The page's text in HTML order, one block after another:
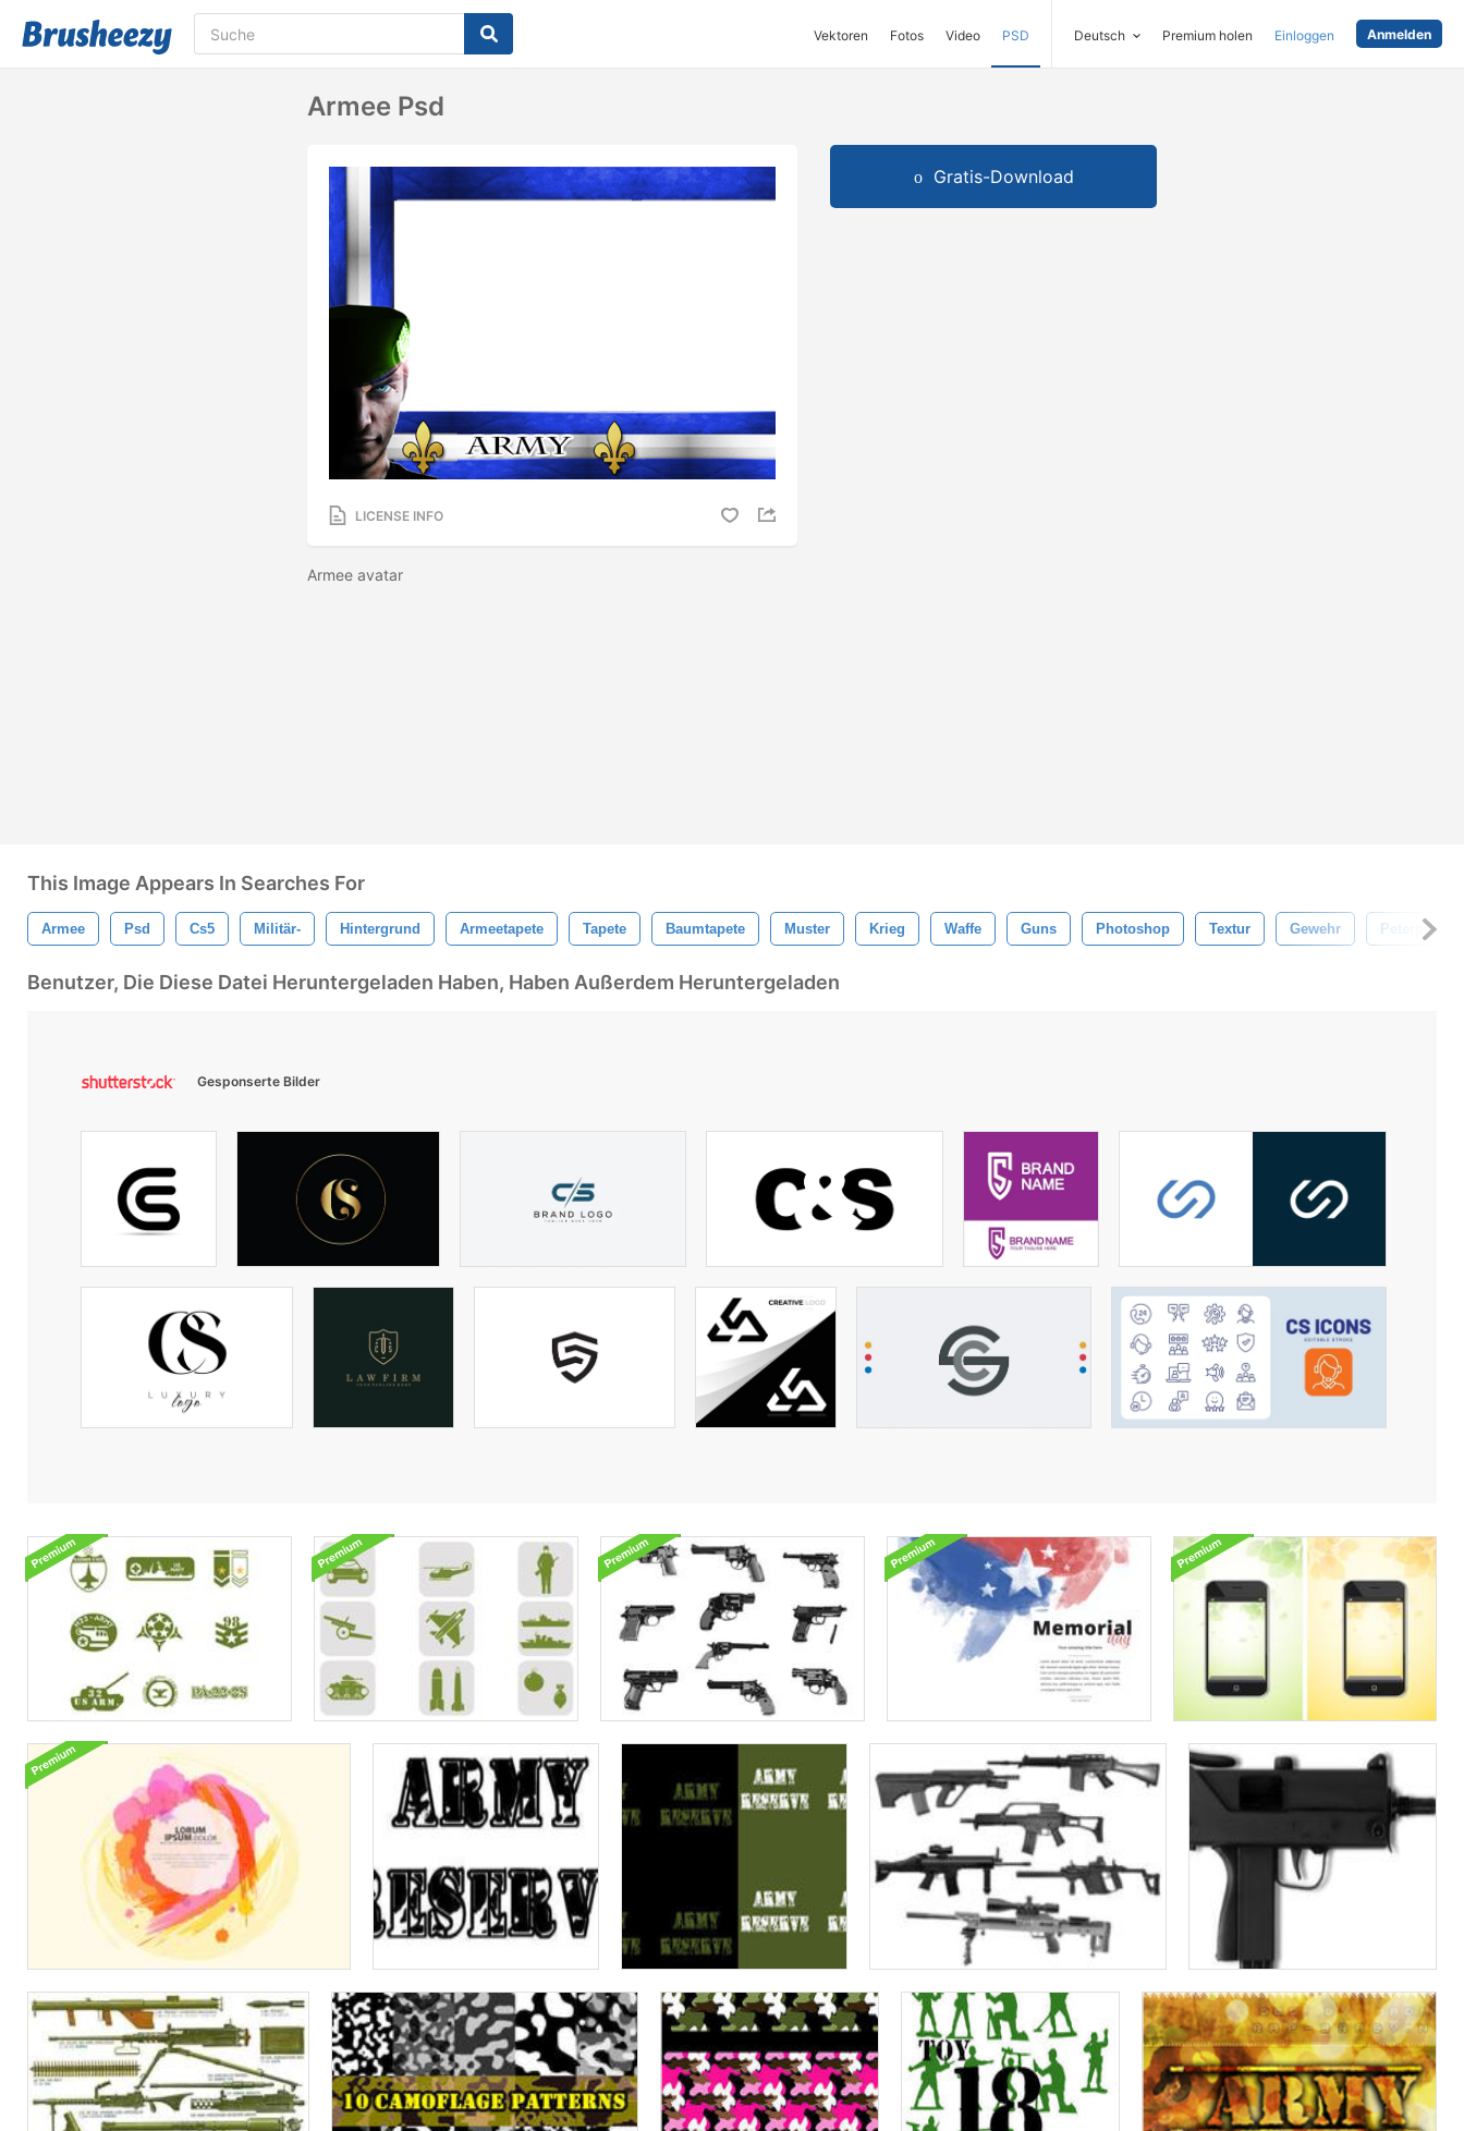
Vektoren Fotos Video PSD Deutsch Premium holen Einloggen Anmelden
Armee Psd
LICENSE INFO
Armee avatar
Gratis-Download
This Image Appears In Searches For
Armee Psd Cs5 Militär- Hintergrund Armeetapete Tapete Baumtapete Muster Krieg Waffe Guns Photoshop Textur Gewehr Peterplastic
Benutzer, Die Diese Datei Heruntergeladen Haben, Haben Außerdem Heruntergeladen
Gesponserte Bilder